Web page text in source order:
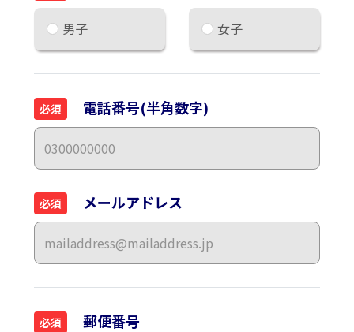
男子 女子
必須 電話番号(半角数字)
必須 メールアドレス
必須 郵便番号